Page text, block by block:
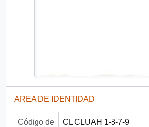
ÁREA DE IDENTIDAD
Código de
CL CLUAH 1-8-7-9